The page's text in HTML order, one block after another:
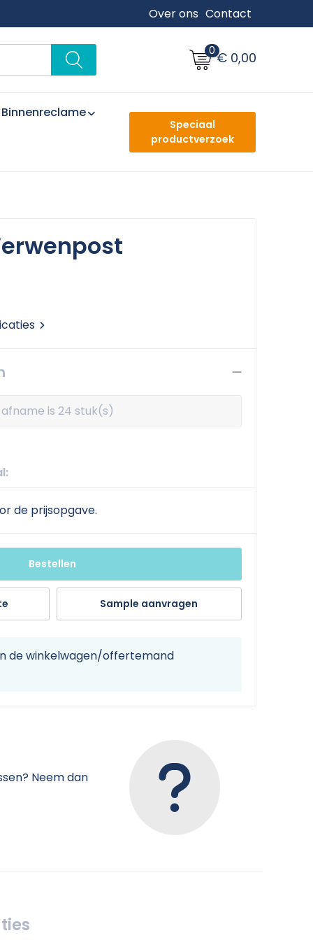
Over ons Contact
0€ 0,00
Binnenreclame
Speciaal
productverzoek
is 24 stuk(s)
de prijsopgave.
Bestellen
Sample aanvragen
de winkelwagen/offertemand
Neem dan